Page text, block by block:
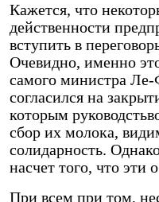
Кажется, что
действенности
вступить в
Очевидно, именно
самого министра
согласился на
которым
сбор их молока,
солидарность.
насчет того, что
При всем при том,